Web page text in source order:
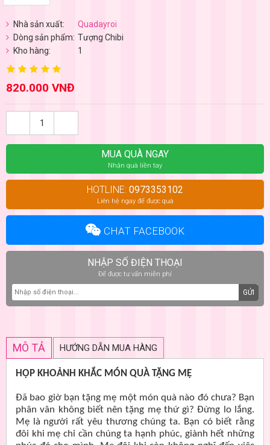
Nhà sản xuất:
Quadayroi
Dòng sản phẩm: Tượng Chibi
Kho hàng:
1
820.000 VNĐ
MUA QUÀ NGAY
Nhận quà liền tay
HOTLINE: 0973353102
Liên hệ ngay để được quà
CHAT FACEBOOK
NHẬP SỐ ĐIỆN THOẠI
Để được tư vấn miễn phí
GỬI
MÔ TẢ HƯỚNG DẪN MUA HÀNG
HỘP KHOẢNH KHẮC MÓN QUÀ TẶNG MẸ
Đã bao giờ bạn tặng mẹ một món quà nào đó chưa? Bạn
phân vân không biết nên tặng mẹ thứ gì? Đừng lo lắng.
Mẹ là người rất yêu thương chúng ta. Bạn có biết rằng
đôi khi mẹ chỉ cần chúng ta hạnh phúc, giành hết những